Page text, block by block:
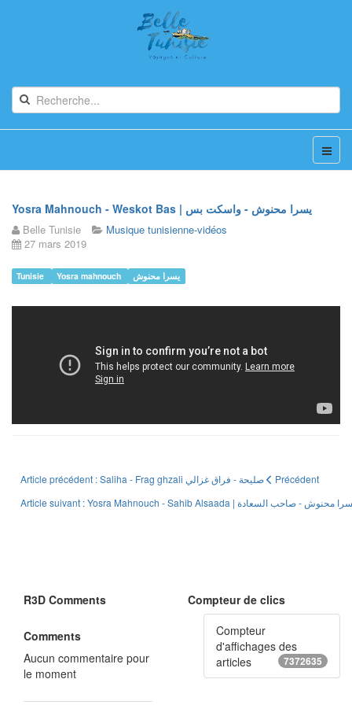
Yosra Mahnouch - Weskot Bas | يسرا محنوش - واسكت بس
Belle Tunisie
Musique tunisienne-vidéos
27 mars 2019
Tunisie Yosra mahnouch يسرا محنوش
Précédent
R3D Comments
Comments
Aucun commentaire pour
le moment
Compteur de clics
Compteur
d'affichages des
articles
7372635